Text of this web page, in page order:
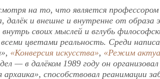
на то, что является
далёк и внешне и внутренне от
внутрь своих мыслей и вглубь
цветами реальность. Среди
«Конверсия искусства», «Режим
— в далёком 1989 году он
способствовал реанимации